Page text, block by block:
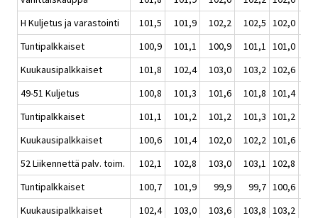
H Kuljetus ja varastointi
101,5 101,9 102,2 102,5 102,0
Tuntipalkkaiset
100,9 101,1 100,9 101,1 101,0
Kuukausipalkkaiset
101,8 102,4 103,0 103,2 102,6
49-51 Kuljetus
100,8 101,3 101,6 101,8 101,4
Tuntipalkkaiset
101,1 101,2 101,2 101,3 101,2
Kuukausipalkkaiset
100,6 101,4 102,0 102,2 101,6
52 Liikennettä palv. toim.
102,1 102,8 103,0 103,1 102,8
Tuntipalkkaiset
100,7 101,9 99,9 99,7 100,6
Kuukausipalkkaiset
102,4 103,0 103,6 103,8 103,2